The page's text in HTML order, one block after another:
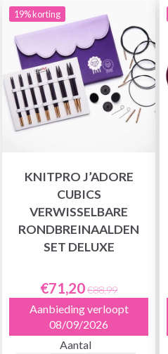
19% korting
KNITPRO J’ADORE
CUBICS
VERWISSELBARE
RONDBREINAALDEN
SET DELUXE
€71,20€88,99
Aanbieding verloopt
08/09/2026
Aantal